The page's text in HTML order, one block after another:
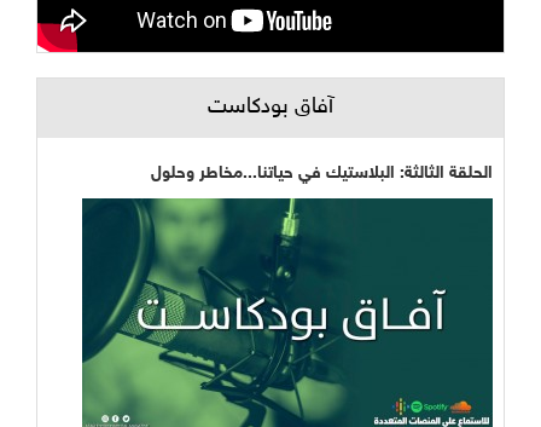
آفاق بودكاست
الحلقة الثالثة: البلاستيك في حياتنا...مخاطر وحلول